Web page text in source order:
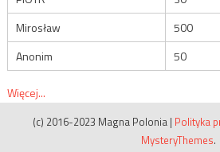
Mirosław
500
Anonim
50
Więcej...
(c) 2016-2023 Magna Polonia | Polityka
MysteryThemes.